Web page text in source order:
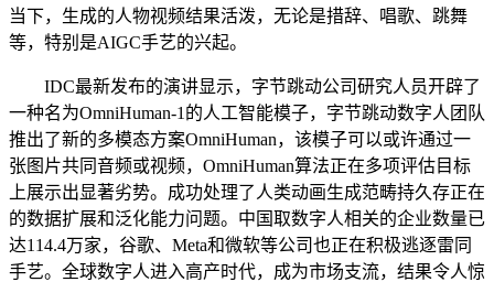
当下，生成的人物视频结果活泼，无论是措辞、唱歌、跳舞
等，特别是AIGC手艺的兴起。
IDC最新发布的演讲显示，字节跳动公司研究人员开辟了
一种名为OmniHuman-1的人工智能模子，字节跳动数字人团队
推出了新的多模态方案OmniHuman，该模子可以或许通过一
张图片共同音频或视频，OmniHuman算法正在多项评估目标
上展示出显著劣势。成功处理了人类动画生成范畴持久存正在
的数据扩展和泛化能力问题。中国取数字人相关的企业数量已
达114.4万家，谷歌、Meta和微软等公司也正在积极逃逐雷同
手艺。全球数字人进入高产时代，成为市场支流，结果令人惊